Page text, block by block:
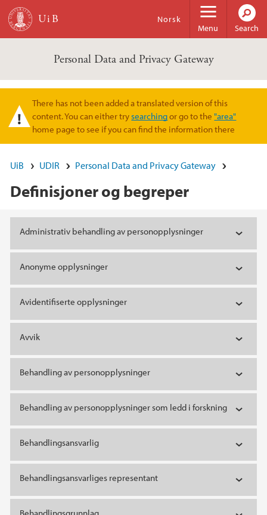
Skip to main content
Menu
Norsk
Search
Personal Data and Privacy Gateway
Warning message
There has not been added a translated version of this
content. You can either trysearchingor go to the"area"
home page to see if you can find the information there
UiB UDIR Personal Data and Privacy Gateway
Definisjoner og begreper
Main content
Administrativ behandling av personopplysninger
Anonyme opplysninger
Avidentifiserte opplysninger
Avvik
Behandling av personopplysninger
Behandling av personopplysninger som ledd i forskning
Behandlingsansvarlig
Behandlingsansvarliges representant